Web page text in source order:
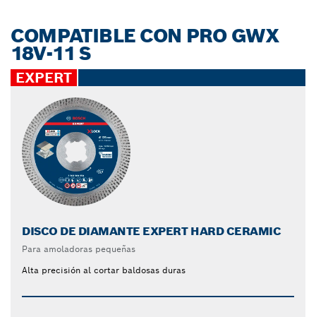
COMPATIBLE CON PRO GWX
18V-11 S
EXPERT
DISCO DE DIAMANTE EXPERT HARD CERAMIC
Para amoladoras pequeñas
Alta precisión al cortar baldosas duras